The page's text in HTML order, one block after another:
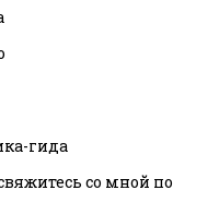
гида
со мной по